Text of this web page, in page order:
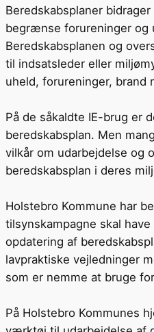
Beredskabsplaner
begrænse forureninger og
Beredskabsplanen og
til indsatsleder eller
uheld, forureninger, brand
På de såkaldte IE-brug er
beredskabsplan. Men
vilkår om udarbejdelse og
beredskabsplan i deres
Holstebro Kommune har
tilsynskampagne skal
opdatering af
lavpraktiske vejledninger
som er nemme at bruge
På Holstebro Kommunes